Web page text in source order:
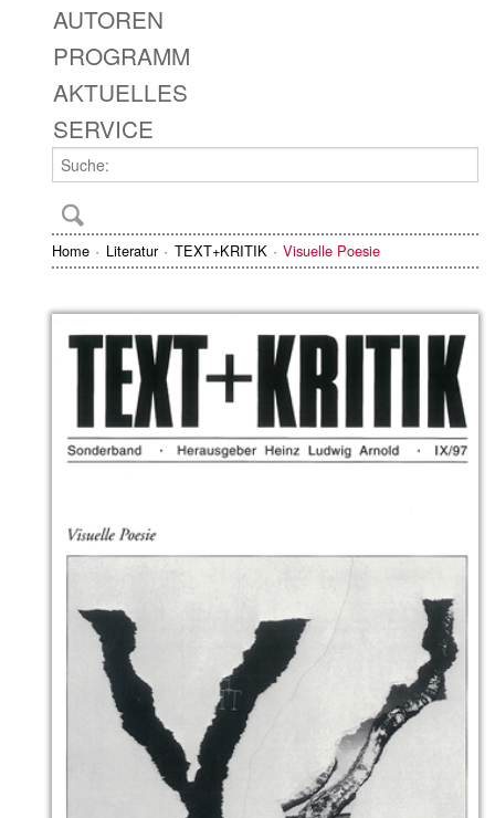
AUTOREN
PROGRAMM
AKTUELLES
SERVICE
Home Literatur TEXT+KRITIK Visuelle Poesie